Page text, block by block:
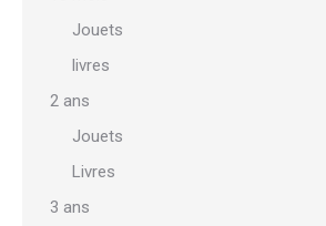
Jouets
livres
2 ans
Jouets
Livres
3 ans